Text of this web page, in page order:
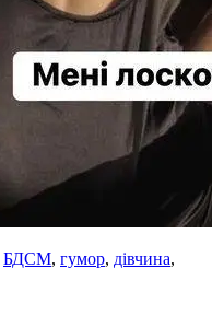
БДСМ, гумор, дівчина,